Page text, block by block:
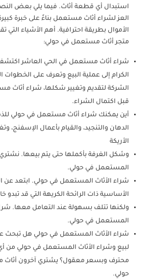
استبدال أي قطعة أثاث. فيما يلي بعض
العز لشراء أثاث مستعمل بناءً على خبرة
الأموال بطريقة احترافية. أهم الأشياء التي
متجر أثاث مستعمل في حولي:
شراء أثاث مستعمل في الحي العاشر اكتشف
الكرام إلى عملية البيع وتعرف على الخطوات
الشركة لتقديم وتغيير شكلها، شراء أثاث
قبل اكتمال الشراء.
أين يمكنك شراء أثاث مستعمل في حولي
الدهان والتنجيد، والقيام بأعمال الإسفنج،
الأريكة
وشكل الغرفة بأكملها حتى يتم بيعها. نشتري
المستعمل في حولي.
شراء الأثاث المستعمل في حولي. ابتعد عن
الأساسية ذات الرائحة الكريهة التي قد تبدو
ولكنها تتلف بسهولة عند التعامل معها.
المستعمل في حولي.
شراء الأثاث المستعمل في حولي هل تبحث
لبيع وشراء الأثاث المستعمل في حولي من
محترف وبسعر معقول؟ يشتري آخرون
حولي.